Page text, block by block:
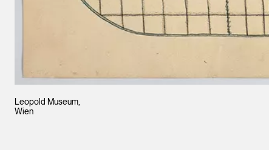
Leopold Museum,
Wien